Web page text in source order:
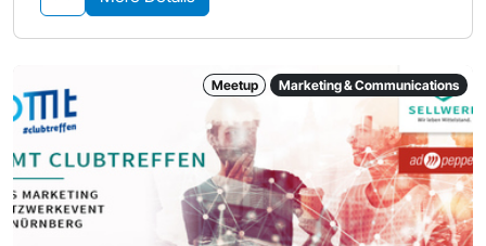
Meetup Marketing & Communications